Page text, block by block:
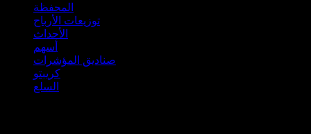
المحفظة
توزيعات الأرباح
الأحداث
أسهم
صناديق المؤشرات
كريبتو
السلع